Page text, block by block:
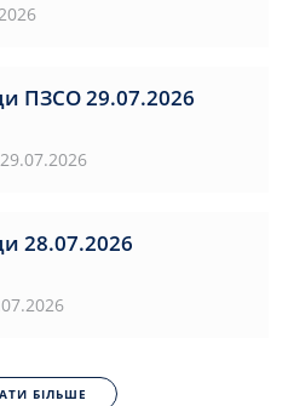
ПЗСО 29.07.2026
28.07.2026
БІЛЬШЕ